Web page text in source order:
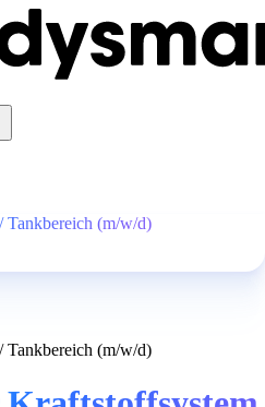
Tankbereich (m/w/d)
Tankbereich (m/w/d)